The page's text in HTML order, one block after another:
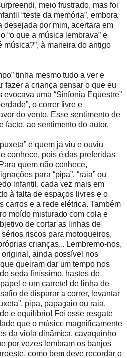
meio frustrado, mas foi
“teste da memória”, embora
desejada por mim, acertara em
“o que a música lembrava” e
música?”, à maneira do antigo
tinha mesmo tudo a ver e
fazer a criança pensar o que eu
uma “Sinfonia Eqüestre”
o correr livre e
do vento. Esse sentimento de
facto, ao sentimento do autor.
e quem já viu e ouviu
conhece, pois é das preferidas
quem não conhece,
para “pipa”, “raia” ou
infantil, cada vez mais em
à falta de espaços livres e o
carros e a rede elétrica. Também
moído misturado com cola e
de cortar as linhas de
sérios riscos para motoqueiros,
crianças... Lembremo-nos,
ainda possível nos
queiram dar um tempo nos
seda finíssimo, hastes de
e um carretel de linha de
de disparar a correr, levantar
pipa, papagaio ou raia,
e equilíbrio! Foi esse resgate
que o músico magnificamente
da viola dinâmica, cavaquinho
por vezes lembram os banjos
como bem deve recordar o